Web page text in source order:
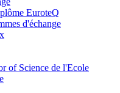
EuroteQ
d'échange
of Science de l'Ecole